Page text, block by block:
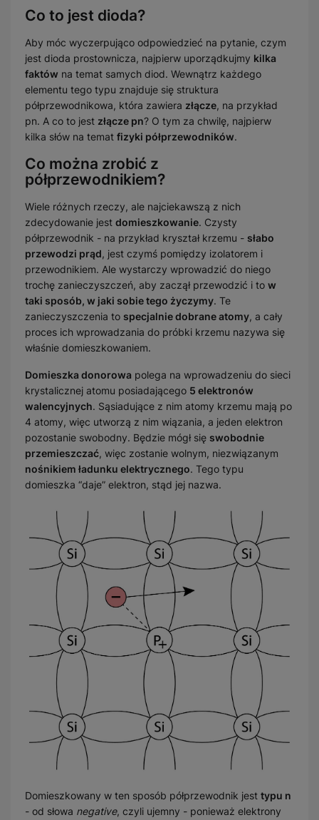
Co to jest dioda?
Aby móc wyczerpująco odpowiedzieć na pytanie, czym
jest dioda prostownicza, najpierw uporządkujmy kilka
faktów na temat samych diod. Wewnątrz każdego
elementu tego typu znajduje się struktura
półprzewodnikowa, która zawiera złącze, na przykład
pn. A co to jest złącze pn? O tym za chwilę, najpierw
kilka słów na temat fizyki półprzewodników.
Co można zrobić z
półprzewodnikiem?
Wiele różnych rzeczy, ale najciekawszą z nich
zdecydowanie jest domieszkowanie. Czysty
półprzewodnik - na przykład kryształ krzemu - słabo
przewodzi prąd, jest czymś pomiędzy izolatorem i
przewodnikiem. Ale wystarczy wprowadzić do niego
trochę zanieczyszczeń, aby zaczął przewodzić i to w
taki sposób, w jaki sobie tego życzymy. Te
zanieczyszczenia to specjalnie dobrane atomy, a cały
proces ich wprowadzania do próbki krzemu nazywa się
właśnie domieszkowaniem.
Domieszka donorowa polega na wprowadzeniu do sieci
krystalicznej atomu posiadającego 5 elektronów
walencyjnych. Sąsiadujące z nim atomy krzemu mają po
4 atomy, więc utworzą z nim wiązania, a jeden elektron
pozostanie swobodny. Będzie mógł się swobodnie
przemieszczać, więc zostanie wolnym, niezwiązanym
nośnikiem ładunku elektrycznego. Tego typu
domieszka “daje” elektron, stąd jej nazwa.
Domieszkowany w ten sposób półprzewodnik jest typu n
- od słowa negative, czyli ujemny - ponieważ elektrony